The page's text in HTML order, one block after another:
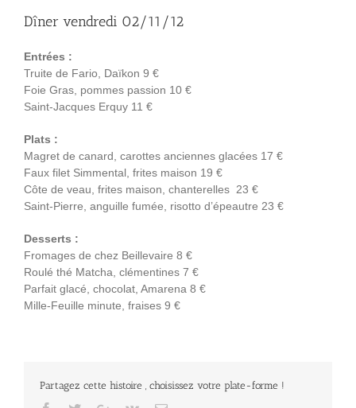
Dîner vendredi 02/11/12
Entrées :
Truite de Fario, Daïkon 9 €
Foie Gras, pommes passion 10 €
Saint-Jacques Erquy 11 €
Plats :
Magret de canard, carottes anciennes glacées 17 €
Faux filet Simmental, frites maison 19 €
Côte de veau, frites maison, chanterelles 23 €
Saint-Pierre, anguille fumée, risotto d’épeautre 23 €
Desserts :
Fromages de chez Beillevaire 8 €
Roulé thé Matcha, clémentines 7 €
Parfait glacé, chocolat, Amarena 8 €
Mille-Feuille minute, fraises 9 €
Partagez cette histoire , choisissez votre plate-forme !